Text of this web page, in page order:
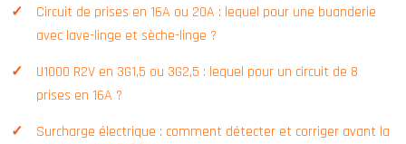
Circuit de prises en 16A ou 20A : lequel pour une buanderie
avec lave-linge et sèche-linge ?
U1000 R2V en 3G1,5 ou 3G2,5 : lequel pour un circuit de 8
prises en 16A ?
Surcharge électrique : comment détecter et corriger avant la